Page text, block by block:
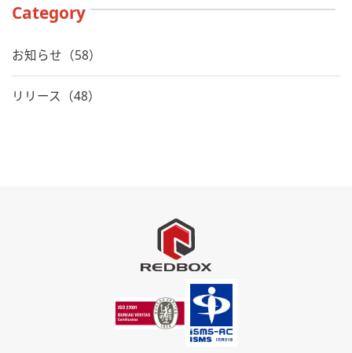
Category
お知らせ（58）
リリース（48）